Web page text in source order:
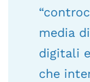
media
digitali
che